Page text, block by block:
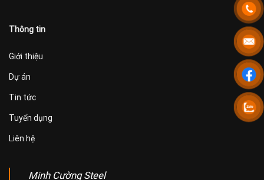
Thông tin
Giới thiệu
Dự án
Tin tức
Tuyển dụng
Liên hệ
Minh Cường Steel